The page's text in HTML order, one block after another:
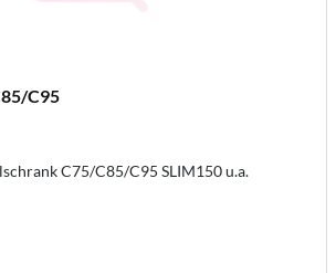
C95
C75/C85/C95 SLIM150 u.a.